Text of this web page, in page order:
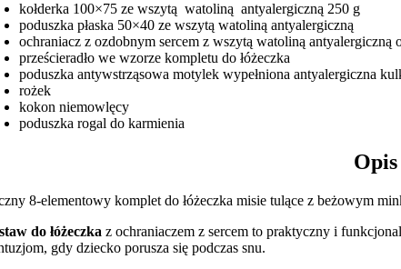
kołderka 100×75 ze wszytą watoliną antyalergiczną 250 g
poduszka płaska 50×40 ze wszytą watoliną antyalergiczną
ochraniacz z ozdobnym sercem z wszytą watoliną antyalergiczną
prześcieradło we wzorze kompletu do łóżeczka
poduszka antywstrząsowa motylek wypełniona antyalergiczna
rożek
kokon niemowlęcy
poduszka rogal do karmienia
8-elementowy komplet do łóżeczka misie tulące z beżowym
do łóżeczka z ochraniaczem z sercem to praktyczny i
gdy dziecko porusza się podczas snu.